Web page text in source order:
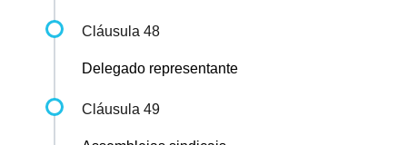
Cláusula 48
Delegado representante
Cláusula 49